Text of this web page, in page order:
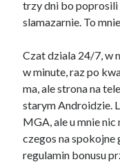
trzy dni bo
slamazarnie. To
Czat dziala 24/7, w
w minute, raz po
ma, ale strona na
starym Androidzie.
MGA, ale u mnie
czegos na
regulamin bonusu